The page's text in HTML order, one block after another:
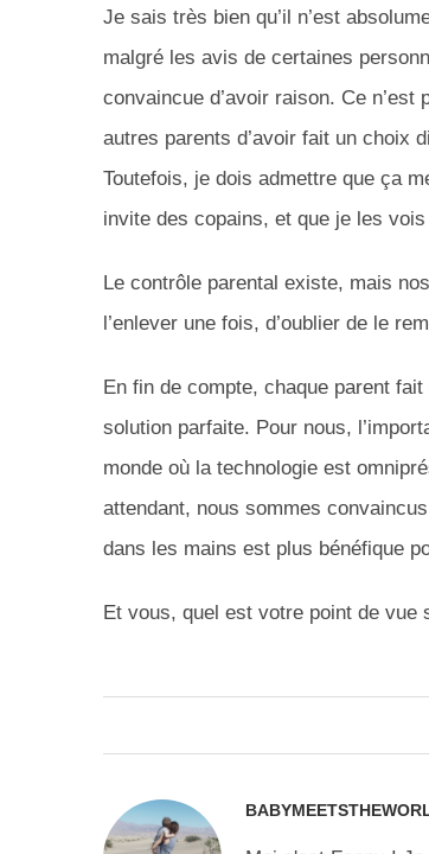
Je sais très bien qu’il n’est
malgré les avis de certaines
convaincue d’avoir raison. Ce
autres parents d’avoir fait un choix
Toutefois, je dois admettre que ça
invite des copains, et que je les
Le contrôle parental existe, mais
l’enlever une fois, d’oublier de le
En fin de compte, chaque parent
solution parfaite. Pour nous,
monde où la technologie est
attendant, nous sommes
dans les mains est plus bénéfique
Et vous, quel est votre point de vue